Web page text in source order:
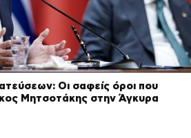
Οι σαφείς όροι που
Μητσοτάκης στην Άγκυρα